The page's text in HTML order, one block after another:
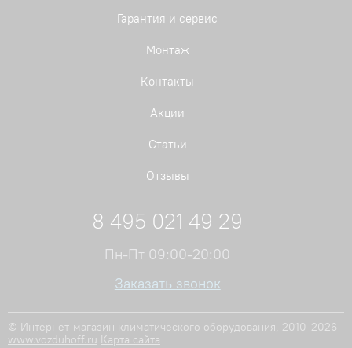
Гарантия и сервис
Монтаж
Контакты
Акции
Статьи
Отзывы
8 495 021 49 29
Пн-Пт 09:00-20:00
Заказать звонок
© Интернет-магазин климатического оборудования, 2010-2026
www.vozduhoff.ru Карта сайта